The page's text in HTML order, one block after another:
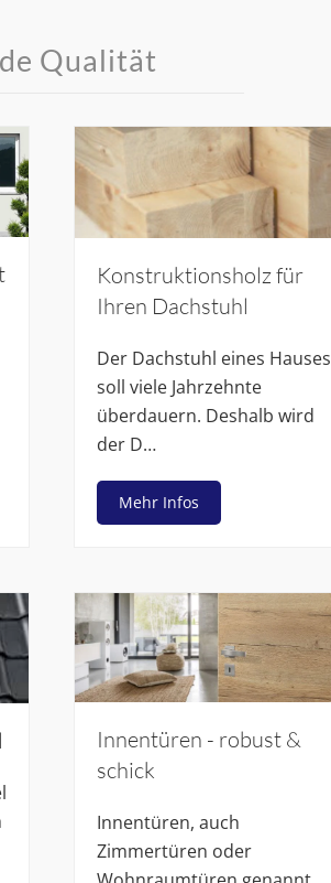
Qualität
Konstruktionsholz für
Ihren Dachstuhl
Der Dachstuhl eines Hauses
soll viele Jahrzehnte
überdauern. Deshalb wird
der D…
Mehr Infos
Innentüren - robust &
schick
Innentüren, auch
Zimmertüren oder